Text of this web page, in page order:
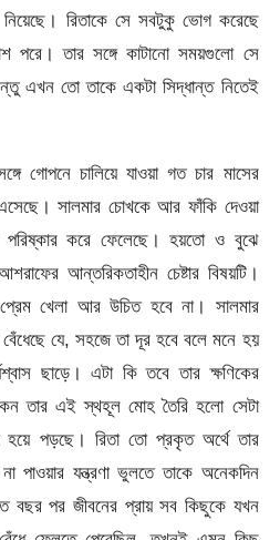
নিয়েছে। রিতাকে সে সবটুকু ভোগ করেছে
পরে। তার সঙ্গে কাটানো সময়গুলো সে
এখন তো তাকে একটা সিদ্ধান্ত নিতেই
গোপনে চালিয়ে যাওয়া গত চার মাসের
সালমার চোখকে আর ফাঁকি দেওয়া
পরিষ্কার করে ফেলেছে। হয়তো ও বুঝে
আন্তরিকতাহীন চেষ্টার বিষয়টি।
প্রেম খেলা আর উচিত হবে না। সালমার
যে, সহজে তা দূর হবে বলে মনে হয়
ছাড়ে। এটা কি তবে তার ক্ষণিকের
তার এই স্থহূল মোহ তৈরি হলো সেটা
হয়ে পড়ছে। রিতা তো প্রকৃত অর্থে তার
পাওয়ার যন্ত্রণা ভুলতে তাকে অনেকদিন
পর জীবনের প্রায় সব কিছুকে যখন